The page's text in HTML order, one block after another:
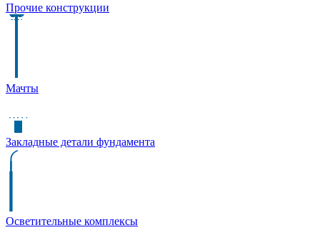
Прочие конструкции
Мачты
Закладные детали фундамента
Осветительные комплексы